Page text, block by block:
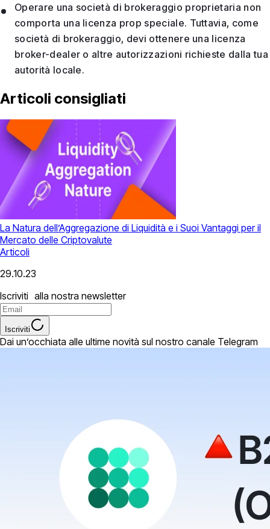
Operare una società di brokeraggio proprietaria non
comporta una licenza prop speciale. Tuttavia, come
società di brokeraggio, devi ottenere una licenza
broker-dealer o altre autorizzazioni richieste dalla tua
autorità locale.
Articoli consigliati
La Natura dell’Aggregazione di Liquidità e i Suoi Vantaggi per il
Mercato delle Criptovalute
Articoli
29.10.23
Iscriviti alla nostra newsletter
Iscriviti
Dai un’occhiata alle ultime novità sul nostro canale Telegram